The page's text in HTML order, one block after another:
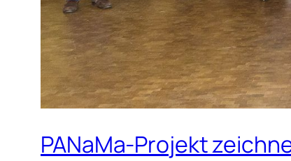
PANaMa-Projekt